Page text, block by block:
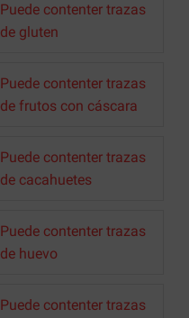
Puede contenter trazas
de gluten
Puede contenter trazas
de frutos con cáscara
Puede contenter trazas
de cacahuetes
Puede contenter trazas
de huevo
Puede contenter trazas